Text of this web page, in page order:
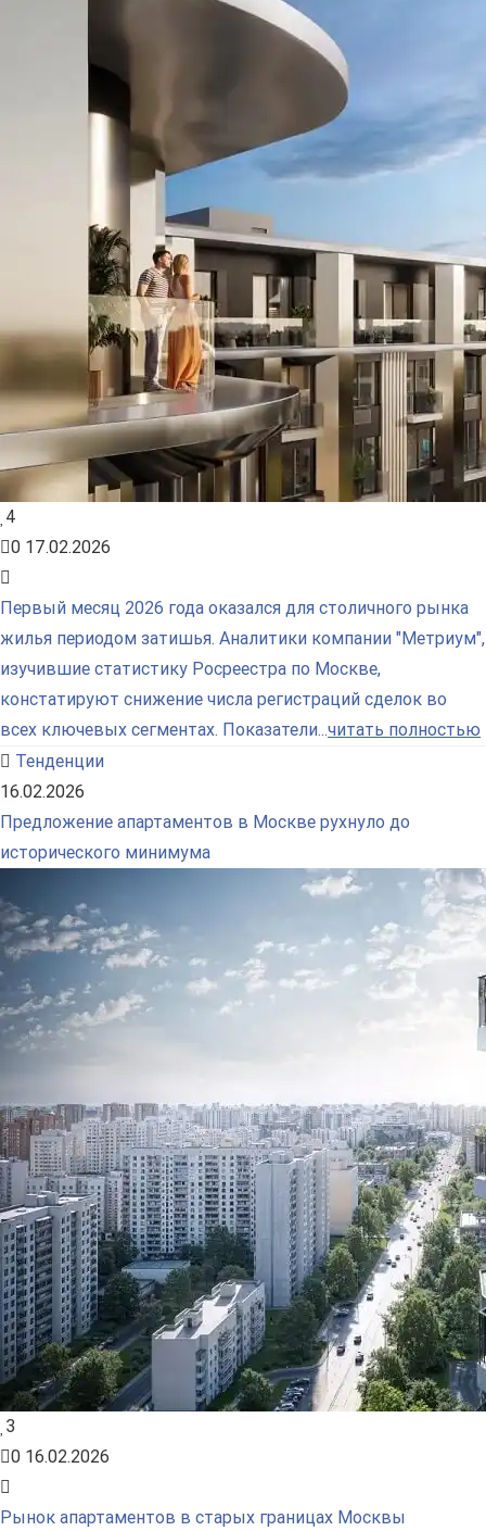
4
0 17.02.2026
Первый месяц 2026 года оказался для столичного рынка
жилья периодом затишья. Аналитики компании "Метриум",
изучившие статистику Росреестра по Москве,
констатируют снижение числа регистраций сделок во
всех ключевых сегментах. Показатели...читать полностью
Тенденции
16.02.2026
Предложение апартаментов в Москве рухнуло до
исторического минимума
3
0 16.02.2026
Рынок апартаментов в старых границах Москвы